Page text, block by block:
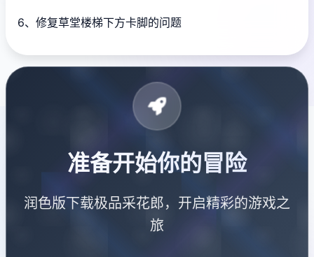
6、修复草堂楼梯下方卡脚的问题
准备开始你的冒险
润色版下载极品采花郎，开启精彩的游戏之
旅